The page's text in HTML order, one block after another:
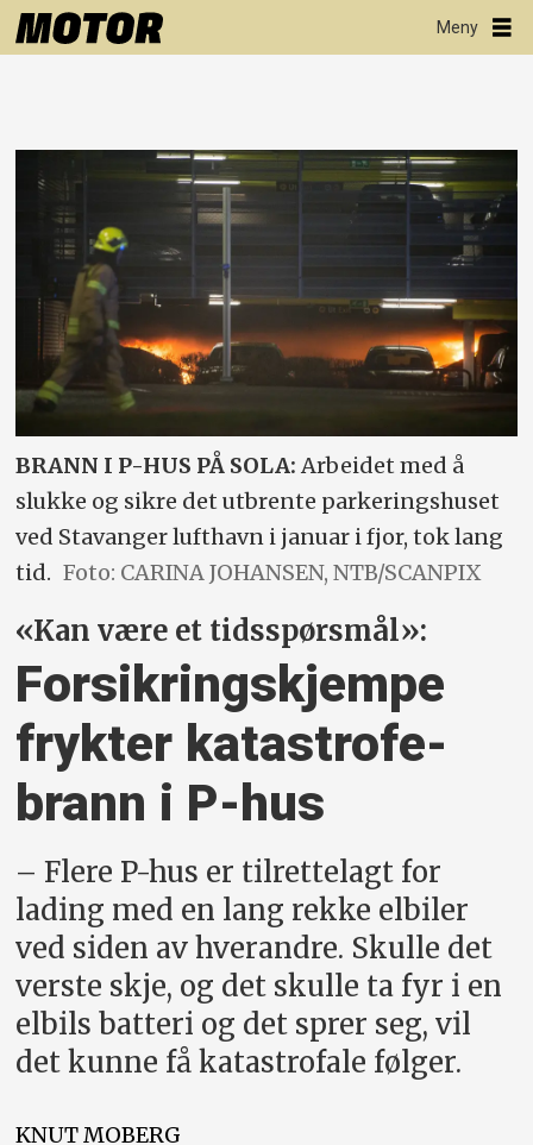
BRANN I P-HUS PÅ SOLA: Arbeidet med å
slukke og sikre det utbrente parkeringshuset
ved Stavanger lufthavn i januar i fjor, tok lang
tid. Foto: CARINA JOHANSEN, NTB/SCANPIX
«Kan være et tidsspørsmål»:
Forsikringskjempe
frykter katastrofe­
brann i P-hus
– Flere P-hus er tilrettelagt for
lading med en lang rekke elbiler
ved siden av hverandre. Skulle det
verste skje, og det skulle ta fyr i en
elbils batteri og det sprer seg, vil
det kunne få katastrofale følger.
KNUT MOBERG